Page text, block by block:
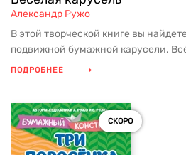
Александр Ружо
В этой творческой книге вы
подвижной бумажной карусели.
ПОДРОБНЕЕ
СКОРО